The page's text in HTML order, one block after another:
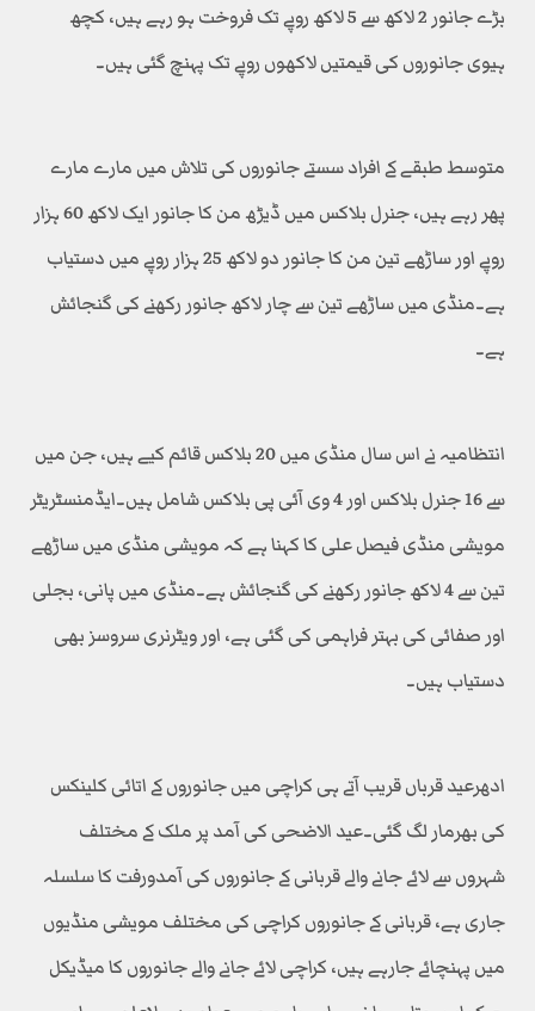
بڑے جانور 2 لاکھ سے 5 لاکھ روپے تک فروخت ہو رہے ہیں، کچھ
ہیوی جانوروں کی قیمتیں لاکھوں روپے تک پہنچ گئی ہیں۔
متوسط طبقے کے افراد سستے جانوروں کی تلاش میں مارے مارے
پھر رہے ہیں، جنرل بلاکس میں ڈیڑھ من کا جانور ایک لاکھ 60 ہزار
روپے اور ساڑھے تین من کا جانور دو لاکھ 25 ہزار روپے میں دستیاب
ہے۔منڈی میں ساڑھے تین سے چار لاکھ جانور رکھنے کی گنجائش
ہے۔
انتظامیہ نے اس سال منڈی میں 20 بلاکس قائم کیے ہیں، جن میں
سے 16 جنرل بلاکس اور 4 وی آئی پی بلاکس شامل ہیں۔ایڈمنسٹریٹر
مویشی منڈی فیصل علی کا کہنا ہے کہ مویشی منڈی میں ساڑھے
تین سے 4 لاکھ جانور رکھنے کی گنجائش ہے۔منڈی میں پانی، بجلی
اور صفائی کی بہتر فراہمی کی گئی ہے، اور ویٹرنری سروسز بھی
دستیاب ہیں۔
ادھرعید قرباں قریب آتے ہی کراچی میں جانوروں کے اتائی کلینکس
کی بھرمار لگ گئی۔عید الاضحی کی آمد پر ملک کے مختلف
شہروں سے لائے جانے والے قربانی کے جانوروں کی آمدورفت کا سلسلہ
جاری ہے، قربانی کے جانوروں کراچی کی مختلف مویشی منڈیوں
میں پہنچائے جارہے ہیں، کراچی لائے جانے والے جانوروں کا میڈیکل